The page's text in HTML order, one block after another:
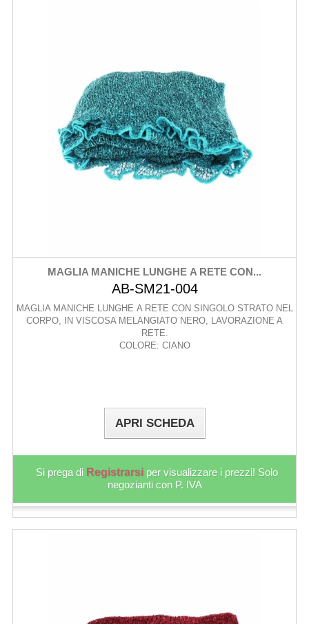
MAGLIA MANICHE LUNGHE A RETE CON...
AB-SM21-004
MAGLIA MANICHE LUNGHE A RETE CON SINGOLO STRATO NEL
CORPO, IN VISCOSA MELANGIATO NERO, LAVORAZIONE A
RETE.
COLORE: CIANO
APRI SCHEDA
Si prega di Registrarsi per visualizzare i prezzi! Solo
negozianti con P. IVA